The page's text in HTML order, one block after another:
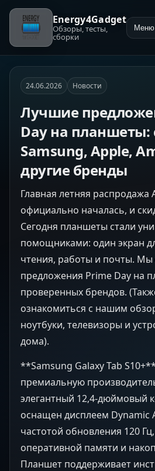
Energy4Gadget
Обзоры, тесты,
сборки
Меню
24.06.2026 Новости
Лучшие
Day на планшеты:
Samsung, Apple,
другие бренды
Главная летняя распродажа
официально началась, и
Сегодня планшеты стали
помощниками: один экран
чтения, работы и почты.
предложения Prime Day на
проверенных брендов.
ознакомиться с нашим
ноутбуки, телевизоры и
дома).
**Samsung Galaxy Tab
премиальную
элегантный 12,4-дюймовый
оснащен дисплеем Dynamic
частотой обновления 120
оперативной памяти и
Планшет поддерживает